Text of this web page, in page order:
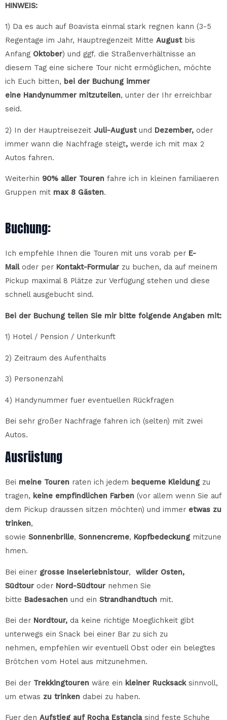
HINWEIS:
1) Da es auch auf Boavista einmal stark regnen kann (3-5
Regentage im Jahr, Hauptregenzeit Mitte Augustbis
Anfang Oktober) und ggf. die Straßenverhältnisse an
diesem Tag eine sichere Tour nicht ermöglichen, möchte
ich Euch bitten, bei der Buchung immer
eine Handynummer mitzuteilen, unter der Ihr erreichbar
seid.
2) In der Hauptreisezeit Juli-Augustund Dezember, oder
immer wann die Nachfrage steigt, werde ich mit max 2
Autos fahren.
Weiterhin 90% aller Touren fahre ich in kleinen familiaeren
Gruppen mit max 8 Gästen.
Buchung:
Ich empfehle Ihnen die Touren mit uns vorab per E-
Mailoder per Kontakt-Formular zu buchen, da auf meinem
Pickup maximal 8 Plätze zur Verfügung stehen und diese
schnell ausgebucht sind.
Bei der Buchung teilen Sie mir bitte folgende Angaben mit:
1) Hotel / Pension / Unterkunft
2) Zeitraum des Aufenthalts
3) Personenzahl
4) Handynummer fuer eventuellen Rückfragen
Bei sehr großer Nachfrage fahren ich (selten) mit zwei
Autos.
Ausrüstung
Bei meine Touren raten ich jedem bequeme Kleidungzu
tragen, keine empfindlichen Farben (vor allem wenn Sie auf
dem Pickup draussen sitzen möchten) und immer etwas zu
trinken,
sowie Sonnenbrille, Sonnencreme, Kopfbedeckungmitzune
hmen.
Bei einer grosse Inselerlebnistour, wilder Osten,
Südtour oder Nord-Südtour nehmen Sie
bitte Badesachen und ein Strandhandtuch mit.
Bei der Nordtour, da keine richtige Moeglichkeit gibt
unterwegs ein Snack bei einer Bar zu sich zu
nehmen, empfehlen wir eventuell Obst oder ein belegtes
Brötchen vom Hotel aus mitzunehmen.
Bei der Trekkingtouren wäre ein kleiner Rucksacksinnvoll,
um etwas zu trinken dabei zu haben.
Fuer den Aufstieg auf Rocha Estanciasind feste Schuhe